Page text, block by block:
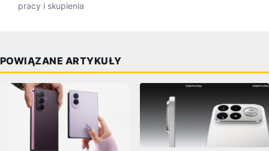
pracy i skupienia
POWIĄZANE ARTYKUŁY